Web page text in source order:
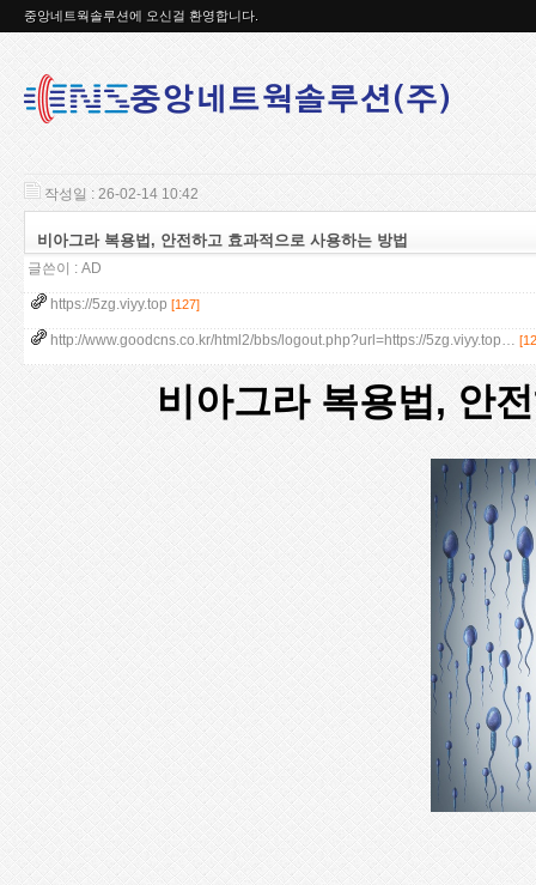
중앙네트웍솔루션에 오신걸 환영합니다.
작성일 : 26-02-14 10:42
비아그라 복용법, 안전하고 효과적으로 사용하는 방법
글쓴이 : AD
https://5zg.viyy.top [127]
http://www.goodcns.co.kr/html2/bbs/logout.php?url=https://5zg.viyy.top…
비아그라 복용법, 안